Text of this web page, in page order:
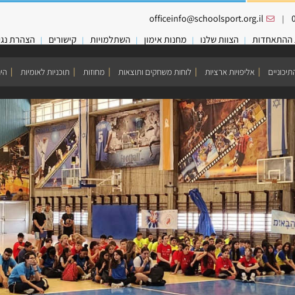
|
officeinfo@schoolsport.org.il
ההתאחדות
הצוות שלנו מחנות אימון השתלמויות קישורים הצהרת
אליפויות ארציות לוחות משחקים ותוצאות מחוזות תוכניות לאומיות